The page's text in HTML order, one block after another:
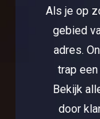
Als je op
gebied
adres.
trap
Bekijk
door